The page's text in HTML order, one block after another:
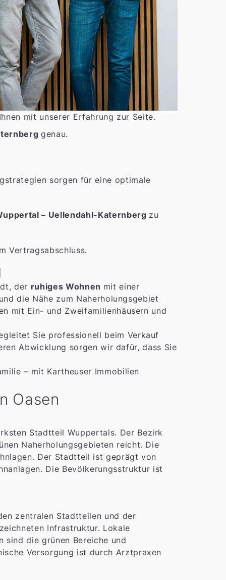
mit unserer Erfahrung zur Seite.
genau.
sorgen für eine optimale
– Uellendahl-Katernberg zu
Vertragsabschluss.
der ruhiges Wohnen mit einer
die Nähe zum Naherholungsgebiet
mit Ein- und Zweifamilienhäusern und
Sie professionell beim Verkauf
Abwicklung sorgen wir dafür, dass Sie
– mit Kartheuser Immobilien
Oasen
Stadtteil Wuppertals. Der Bezirk
Naherholungsgebieten reicht. Die
Der Stadtteil ist geprägt von
Die Bevölkerungsstruktur ist
zentralen Stadtteilen und der
Infrastruktur. Lokale
sind die grünen Bereiche und
Versorgung ist durch Arztpraxen